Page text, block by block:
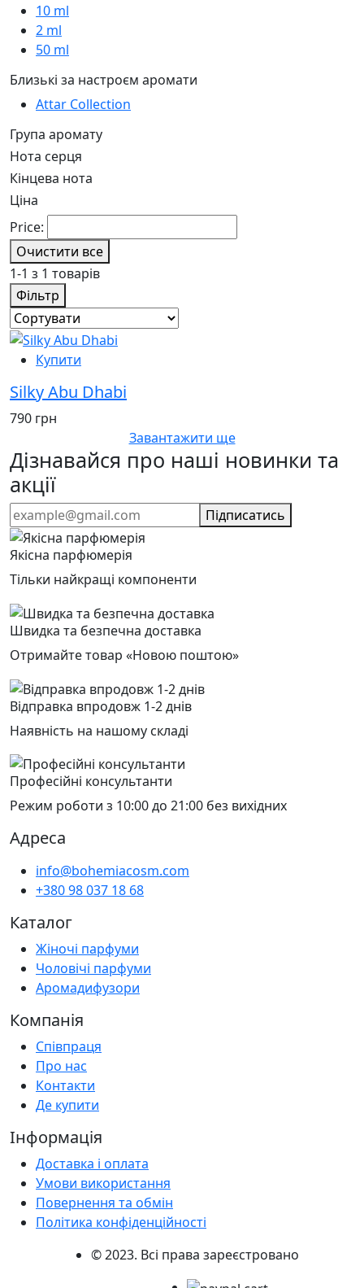
10 ml
2 ml
50 ml
Близькі за настроєм аромати
Attar Collection
Група аромату
Нота серця
Кінцева нота
Ціна
Price:
Очистити все
1-1 з 1 товарів
Фільтр
Купити
Silky Abu Dhabi
790 грн
Завантажити ще
Дізнавайся про наші новинки та
акції
Підписатись
Якісна парфюмерія
Тільки найкращі компоненти
Швидка та безпечна доставка
Отримайте товар «Новою поштою»
Відправка впродовж 1-2 днів
Наявність на нашому складі
Професійні консультанти
Режим роботи з 10:00 до 21:00 без вихідних
Адреса
info@bohemiacosm.com
+380 98 037 18 68
Каталог
Жіночі парфуми
Чоловічі парфуми
Аромадифузори
Компанія
Співпраця
Про нас
Контакти
Де купити
Інформація
Доставка і оплата
Умови використання
Повернення та обмін
Політика конфіденційності
© 2023. Всі права зареєстровано